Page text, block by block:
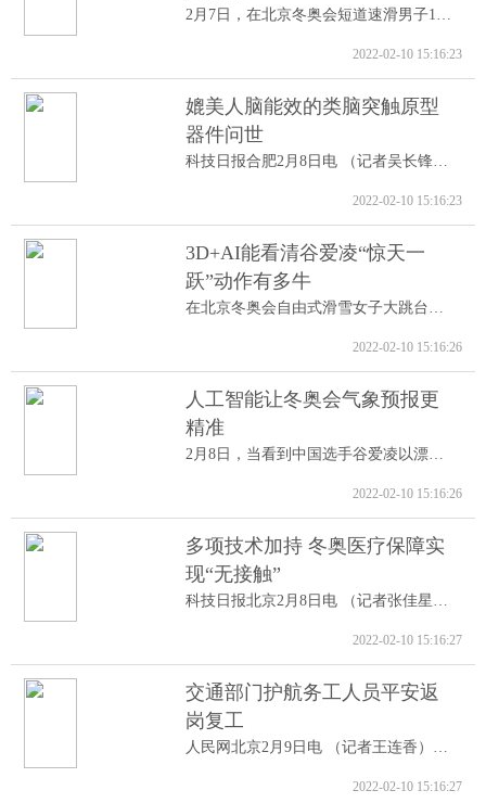
2月7日，在北京冬奥会短道速滑男子1000米A...
2022-02-10 15:16:23
媲美人脑能效的类脑突触原型
器件问世
科技日报合肥2月8日电 （记者吴长锋）8日...
2022-02-10 15:16:23
3D+AI能看清谷爱凌“惊天一
跃”动作有多牛
在北京冬奥会自由式滑雪女子大跳台决赛中...
2022-02-10 15:16:26
人工智能让冬奥会气象预报更
精准
2月8日，当看到中国选手谷爱凌以漂亮的高...
2022-02-10 15:16:26
多项技术加持 冬奥医疗保障实
现“无接触”
科技日报北京2月8日电 （记者张佳星）记...
2022-02-10 15:16:27
交通部门护航务工人员平安返
岗复工
人民网北京2月9日电 （记者王连香）记者...
2022-02-10 15:16:27